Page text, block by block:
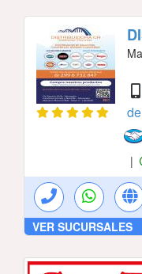
|
VER SUCURSALES